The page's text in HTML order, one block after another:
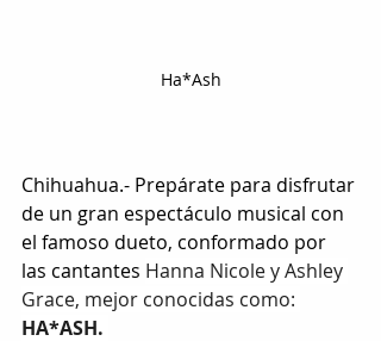
Ha*Ash
Chihuahua.- Prepárate para disfrutar
de un gran espectáculo musical con
el famoso dueto, conformado por
las cantantes Hanna Nicole y Ashley
Grace, mejor conocidas como:
HA*ASH.